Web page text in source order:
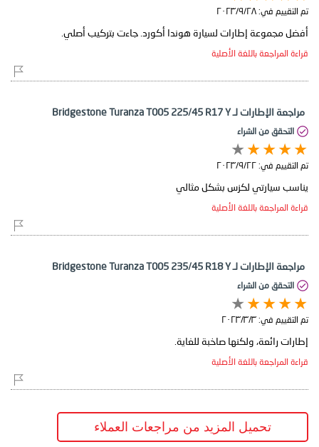
تم التقييم في: ٢٨‏/٩‏/٢٠٢٣
أفضل مجموعة إطارات لسيارة هوندا أكورد. جاءت بتركيب أصلي.
قراءة المراجعة باللغة الأصلية
مراجعة الإطارات لـ Bridgestone Turanza T005 225/45 R17 Y
التحقق من الشراء
تم التقييم في: ٢٢‏/٩‏/٢٠٢٣
يناسب سيارتي لكزس بشكل مثالي
قراءة المراجعة باللغة الأصلية
مراجعة الإطارات لـ Bridgestone Turanza T005 235/45 R18 Y
التحقق من الشراء
تم التقييم في: ٣‏/٣‏/٢٠٢٣
إطارات رائعة، ولكنها صاخبة للغاية.
قراءة المراجعة باللغة الأصلية
تحميل المزيد من مراجعات العملاء